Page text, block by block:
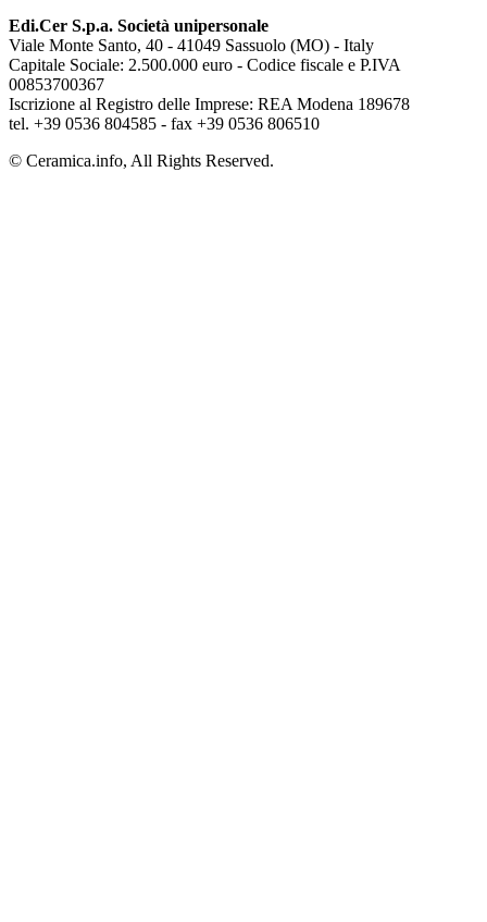
Edi.Cer S.p.a. Società unipersonale
Viale Monte Santo, 40 - 41049 Sassuolo (MO) - Italy
Capitale Sociale: 2.500.000 euro - Codice fiscale e P.IVA
00853700367
Iscrizione al Registro delle Imprese: REA Modena 189678
tel. +39 0536 804585 - fax +39 0536 806510
© Ceramica.info, All Rights Reserved.